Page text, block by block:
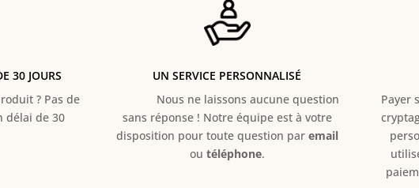
30 JOURS
? Pas de
délai de 30
UN SERVICE PERSONNALISÉ
Nous ne laissons aucune question
sans réponse ! Notre équipe est à votre
disposition pour toute question par email
ou téléphone.
Payer